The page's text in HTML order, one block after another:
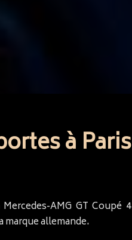
à Paris
AMG GT Coupé
allemande.